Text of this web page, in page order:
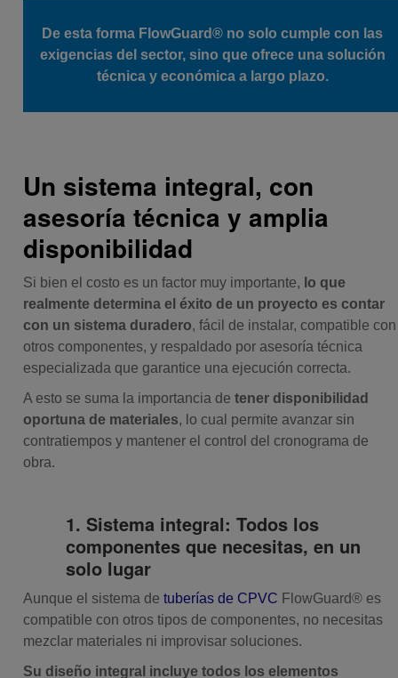
De esta forma FlowGuard® no solo cumple con las
exigencias del sector, sino que ofrece una solución
técnica y económica a largo plazo.
Un sistema integral, con
asesoría técnica y amplia
disponibilidad
Si bien el costo es un factor muy importante, lo que
realmente determina el éxito de un proyecto es contar
con un sistema duradero, fácil de instalar, compatible con
otros componentes, y respaldado por asesoría técnica
especializada que garantice una ejecución correcta.
A esto se suma la importancia detener disponibilidad
oportuna de materiales, lo cual permite avanzar sin
contratiempos y mantener el control del cronograma de
obra.
1. Sistema integral: Todos los
componentes que necesitas, en un
solo lugar
Aunque el sistema detuberías de CPVC FlowGuard® es
compatible con otros tipos de componentes, no necesitas
mezclar materiales ni improvisar soluciones.
Su diseño integral incluye todos los elementos